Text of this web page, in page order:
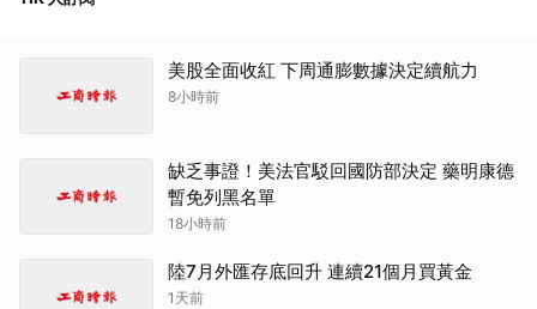
美股全面收紅 下周通膨數據決定續航力
8小時前
缺乏事證！美法官駁回國防部決定 藥明康德
暫免列黑名單
18小時前
陸7月外匯存底回升 連續21個月買黃金
1天前